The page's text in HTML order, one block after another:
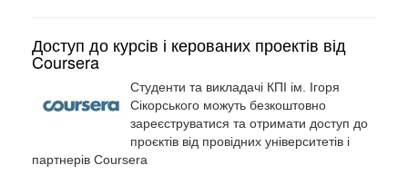
Доступ до курсів і керованих проектів від
Coursera
Cтуденти та викладачі КПІ ім. Ігоря
Сікорського можуть безкоштовно
зареєструватися та отримати доступ до
проєктів від провідних університетів і
партнерів Coursera